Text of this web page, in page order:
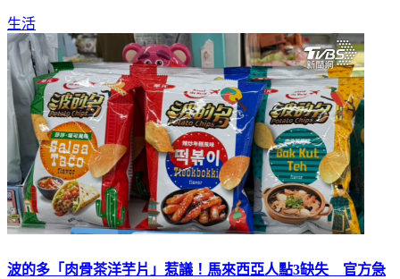
生活
波的多「肉骨茶洋芋片」惹議！馬來西亞人點3缺失 官方急